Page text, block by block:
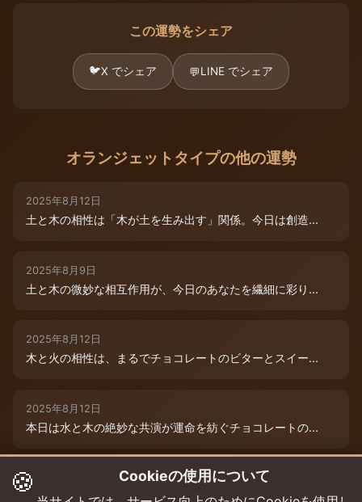
この運勢をシェア
🐦X でシェア 💬LINE でシェア
オランジェットタイプの他の運勢
2025年8月12日
土と木の相性は「木が土を生み出す」関係。今日は創造...
2025年8月9日
土と木の微妙な相互作用が、今日のあなたを繊細に彩り...
2025年8月12日
木と火の相性は、まるでチョコレートのビターとスイー...
2025年8月12日
本日は水と木の絶妙な共演が運命を紡ぐチョコレートの...
2025年8月12日
本日は、燃えるような情熱と成長のエネルギーが交差す...
🍪 Cookieの使用について